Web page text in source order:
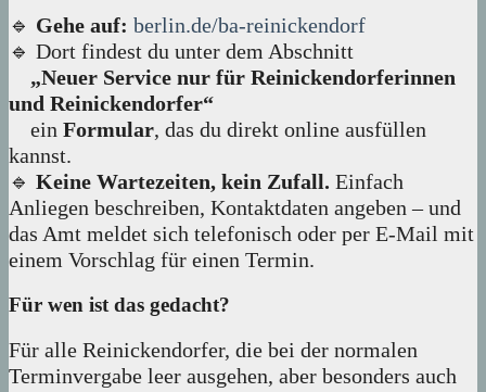
🔹 Gehe auf: berlin.de/ba-reinickendorf
🔹 Dort findest du unter dem Abschnitt
„Neuer Service nur für Reinickendorferinnen
und Reinickendorfer“
ein Formular, das du direkt online ausfüllen
kannst.
🔹 Keine Wartezeiten, kein Zufall. Einfach
Anliegen beschreiben, Kontaktdaten angeben – und
das Amt meldet sich telefonisch oder per E-Mail mit
einem Vorschlag für einen Termin.
Für wen ist das gedacht?
Für alle Reinickendorfer, die bei der normalen
Terminvergabe leer ausgehen, aber besonders auch